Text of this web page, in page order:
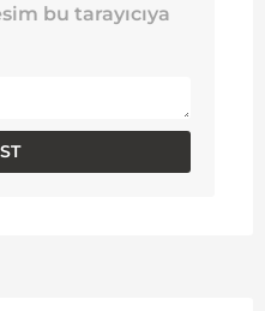
bu tarayıcıya